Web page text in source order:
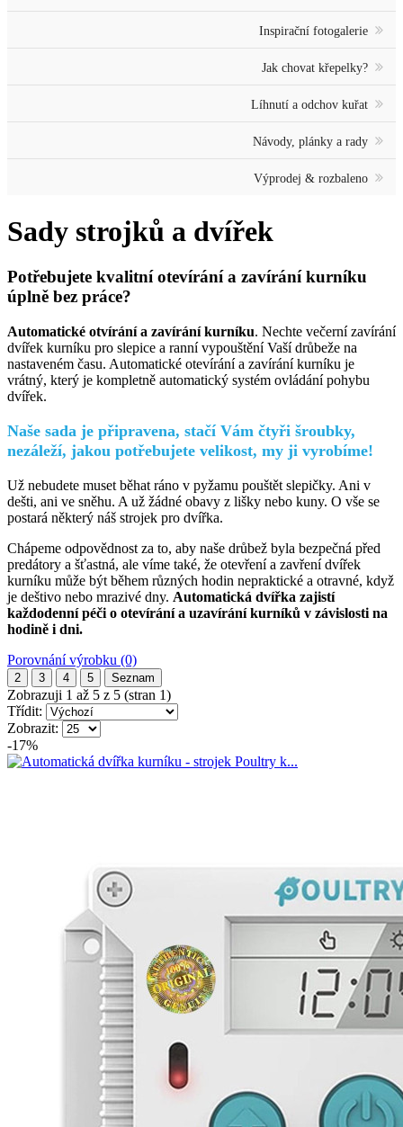
Inspirační fotogalerie
Jak chovat křepelky?
Líhnutí a odchov kuřat
Návody, plánky a rady
Výprodej & rozbaleno
Sady strojků a dvířek
Potřebujete kvalitní otevírání a zavírání kurníku
úplně bez práce?
Automatické otvírání a zavírání kurníku. Nechte večerní zavírání
dvířek kurníku pro slepice a ranní vypouštění Vaší drůbeže na
nastaveném času. Automatické otevírání a zavírání kurníku je
vrátný, který je kompletně automatický systém ovládání pohybu
dvířek.
Naše sada je připravena, stačí Vám čtyři šroubky,
nezáleží, jakou potřebujete velikost, my ji vyrobíme!
Už nebudete muset běhat ráno v pyžamu pouštět slepičky. Ani v
dešti, ani ve sněhu. A už žádné obavy z lišky nebo kuny. O vše se
postará některý náš strojek pro dvířka.
Chápeme odpovědnost za to, aby naše drůbež byla bezpečná před
predátory a šťastná, ale víme také, že otevření a zavření dvířek
kurníku může být během různých hodin nepraktické a otravné, když
je deštivo nebo mrazivé dny. Automatická dvířka zajistí
každodenní péči o otevírání a uzavírání kurníků v závislosti na
hodině i dni.
Porovnání výrobku (0)
2 3 4 5 Seznam
Zobrazuji 1 až 5 z 5 (stran 1)
Třídit:
Zobrazit:
-17%